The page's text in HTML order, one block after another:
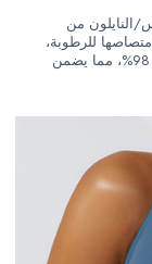
النايلون من
للرطوبة،
وتجربة يوغا مريحة. تصل نسبة استعادة القماش إلى 98%، مما يضمن